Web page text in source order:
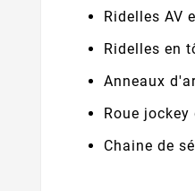
Ridelles AV
Ridelles en
Anneaux
Roue jockey
Chaine de